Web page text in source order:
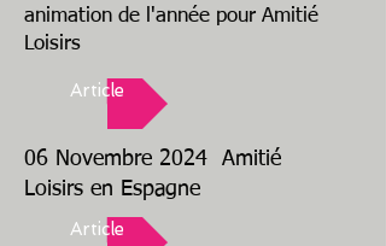
animation de l'année pour Amitié
Loisirs
Article
06 Novembre 2024 Amitié
Loisirs en Espagne
Article